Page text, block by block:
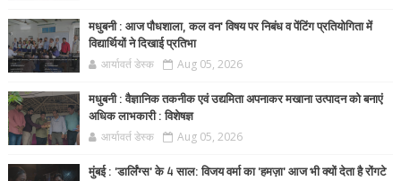
मधुबनी : आज पौधशाला, कल वन' विषय पर निबंध व पेंटिंग प्रतियोगिता में
विद्यार्थियों ने दिखाई प्रतिभा
आर्यावर्त डेस्क Aug 05, 2026
मधुबनी : वैज्ञानिक तकनीक एवं उद्यमिता अपनाकर मखाना उत्पादन को बनाएं
अधिक लाभकारी : विशेषज्ञ
आर्यावर्त डेस्क Aug 05, 2026
मुंबई : 'डार्लिंग्स' के 4 साल: विजय वर्मा का 'हमज़ा' आज भी क्यों देता है रोंगटे